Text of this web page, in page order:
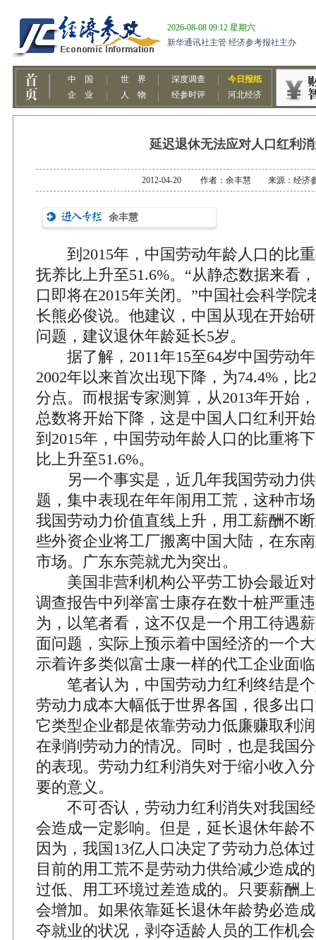
延迟退休无法应对人口红利
2012-04-20 作者：余丰慧 来源：经济
余丰慧
到2015年，中国劳动年龄人口的比重
抚养比上升至51.6%。“从静态数据来看
口即将在2015年关闭。”中国社会科学院
长熊必俊说。他建议，中国从现在开始
问题，建议退休年龄延长5岁。
据了解，2011年15至64岁中国劳动
2002年以来首次出现下降，为74.4%，比
分点。而根据专家测算，从2013年开始
总数将开始下降，这是中国人口红利开
到2015年，中国劳动年龄人口的比重将
比上升至51.6%。
另一个事实是，近几年我国劳动力供
题，集中表现在年年闹用工荒，这种市
我国劳动力价值直线上升，用工薪酬不
些外资企业将工厂搬离中国大陆，在东
市场。广东东莞就尤为突出。
美国非营利机构公平劳工协会最近对
调查报告中列举富士康存在数十桩严重
为，以笔者看，这不仅是一个用工待遇
面问题，实际上预示着中国经济的一个
示着许多类似富士康一样的代工企业面
笔者认为，中国劳动力红利终结是个
劳动力成本大幅低于世界各国，很多出
它类型企业都是依靠劳动力低廉赚取利
在剥削劳动力的情况。同时，也是我国
的表现。劳动力红利消失对于缩小收入
要的意义。
不可否认，劳动力红利消失对我国经
会造成一定影响。但是，延长退休年龄
因为，我国13亿人口决定了劳动力总体
目前的用工荒不是劳动力供给减少造成
过低、用工环境过差造成的。只要薪酬
会增加。如果依靠延长退休年龄势必造
夺就业的状况，剥夺适龄人员的工作机